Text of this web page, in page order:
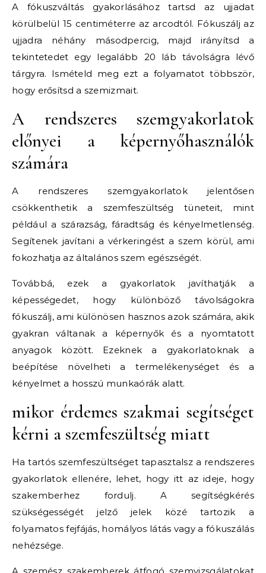
A fókuszváltás gyakorlásához tartsd az ujjadat
körülbelül 15 centiméterre az arcodtól. Fókuszálj az
ujjadra néhány másodpercig, majd irányítsd a
tekintetedet egy legalább 20 láb távolságra lévő
tárgyra. Ismételd meg ezt a folyamatot többször,
hogy erősítsd a szemizmait.
A rendszeres szemgyakorlatok
előnyei a képernyőhasználók
számára
A rendszeres szemgyakorlatok jelentősen
csökkenthetik a szemfeszültség tüneteit, mint
például a szárazság, fáradtság és kényelmetlenség.
Segítenek javítani a vérkeringést a szem körül, ami
fokozhatja az általános szem egészségét.
Továbbá, ezek a gyakorlatok javíthatják a
képességedet, hogy különböző távolságokra
fókuszálj, ami különösen hasznos azok számára, akik
gyakran váltanak a képernyők és a nyomtatott
anyagok között. Ezeknek a gyakorlatoknak a
beépítése növelheti a termelékenységet és a
kényelmet a hosszú munkaórák alatt.
mikor érdemes szakmai segítséget
kérni a szemfeszültség miatt
Ha tartós szemfeszültséget tapasztalsz a rendszeres
gyakorlatok ellenére, lehet, hogy itt az ideje, hogy
szakemberhez fordulj. A segítségkérés
szükségességét jelző jelek közé tartozik a
folyamatos fejfájás, homályos látás vagy a fókuszálás
nehézsége.
A szemész szakemberek átfogó szemvizsgálatokat